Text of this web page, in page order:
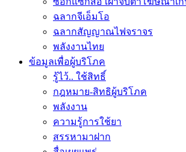
ฉลากจีเอ็มโอ
ฉลากสัญญาณไฟจราจร
พลังงานไทย
ข้อมูลเพื่อผู้บริโภค
รู้ไว้.. ใช้สิทธิ์
กฎหมาย-สิทธิผู้บริโภค
พลังงาน
ความรู้การใช้ยา
สรรหามาฝาก